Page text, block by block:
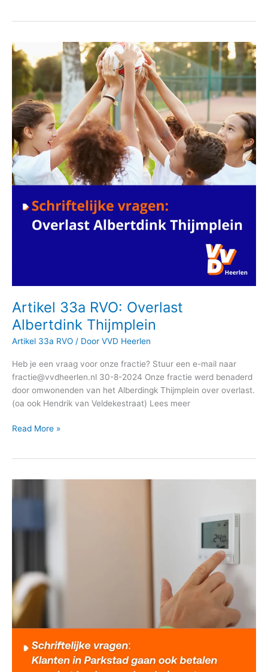
Artikel 33a RVO: Overlast
Albertdink Thijmplein
Artikel 33a RVO / Door VVD Heerlen
Heb je een vraag voor onze fractie? Stuur een e-mail naar
fractie@vvdheerlen.nl 30-8-2024 Onze fractie werd benaderd
door omwonenden van het Alberdingk Thijmplein over overlast.
(oa ook Hendrik van Veldekestraat) Lees meer
Artikel
33a
RVO:
Overlast
Albertdink
Thijmplein
Read More »
33a